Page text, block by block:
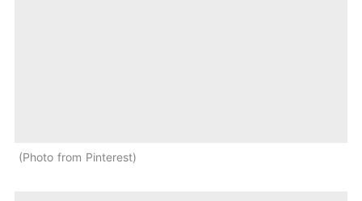
Photo from Pinterest